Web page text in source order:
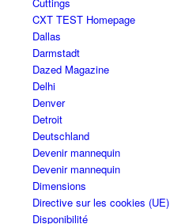
CXT TEST Homepage
Dallas
Darmstadt
Dazed Magazine
Delhi
Denver
Detroit
Deutschland
Devenir mannequin
Devenir mannequin
Dimensions
Directive sur les cookies (UE)
Disponibilité